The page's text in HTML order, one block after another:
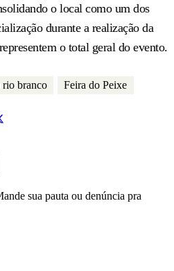
o local como um dos
durante a realização da
o total geral do evento.
rio branco
Feira do Peixe
sua pauta ou denúncia pra